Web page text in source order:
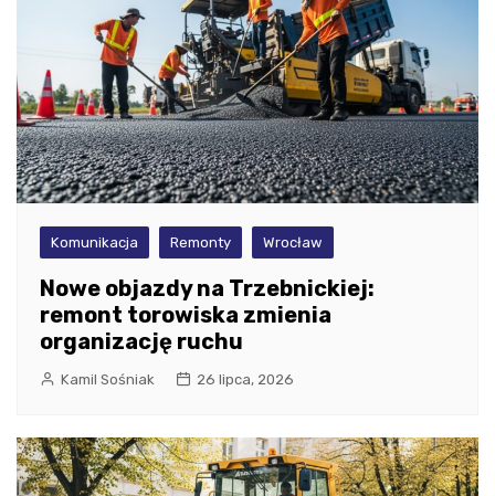
Komunikacja Remonty Wrocław
Nowe objazdy na Trzebnickiej:
remont torowiska zmienia
organizację ruchu
Kamil Sośniak 26 lipca, 2026